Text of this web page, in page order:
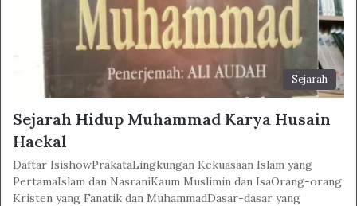
Sejarah
Sejarah Hidup Muhammad Karya Husain
Haekal
Daftar IsishowPrakataLingkungan Kekuasaan Islam yang
PertamaIslam dan NasraniKaum Muslimin dan IsaOrang-orang
Kristen yang Fanatik dan MuhammadDasar-dasar yang